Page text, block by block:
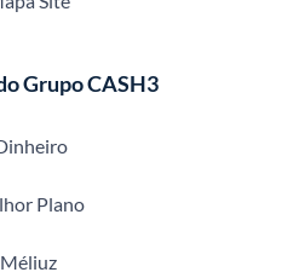
Grupo CASH3
Plano
Méliuz